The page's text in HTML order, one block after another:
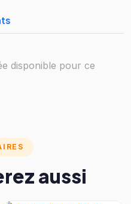
disponible pour ce
aussi